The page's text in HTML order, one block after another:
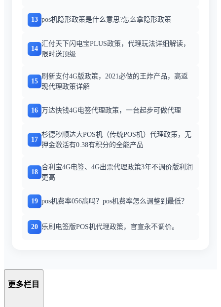
13 pos机隐形政策是什么意思?怎么拿隐形政策
14
汇付天下闪电宝PLUS政策，代理玩法详细解读，
限时送顶级
15
刷新支付4G版政策，2021必做的王炸产品，高返
现代理政策详解
16 万达快钱4G电签代理政策，一台起步可做代理
17
杉德秒顺达大POS机（传统POS机）代理政策，无
押金激活有0.38有积分的全能产品
18
合利宝4G电签、4G出票代理政策3年不调价版利润
更高
19 pos机费率056高吗？pos机费率怎么调整到最低？
20 乐刷电签版POS机代理政策，官宣永不调价。
更多栏目